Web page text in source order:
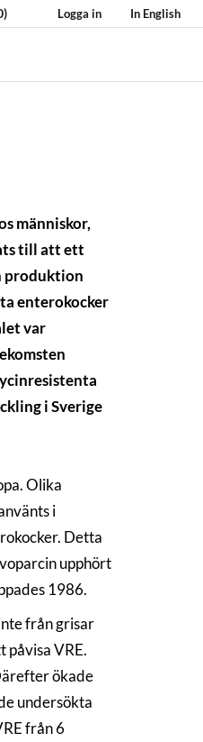
Logga in In English
människor,
till att ett
produktion
enterokocker
var
i Sverige
Olika
i
Detta
upphört
1986.
från grisar
påvisa VRE.
ökade
undersökta
från 6